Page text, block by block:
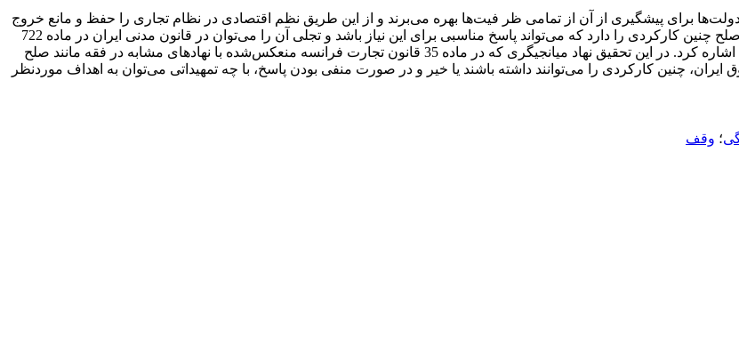
برای پیشگیری از آن از تمامی ظر فیت‌ها بهره می‌برند و از این طریق نظم اقتصادی در نظام تجاری را حفظ و مانع خروج
مبادلات و روابط تجاری، از تعادل می‌شوند. در فقه امامیه نیز نهادهایی همچون صلح چنین کارکردی را دارد که می‌تواند پاسخ مناسبی برای این نیاز باشد و تجلی آن را می‌توان در قانون مدنی ایران در ماده 722
یافت. همچنین می‌توان به ظرفیت نهادهایی نظیر وقف و زکات نیز در این زمینه اشاره کرد. در این تحقیق نهاد میانجیگری که در ماده 35 قانون تجارت فرانسه منعکس‌شده با نهادهای مشابه در فقه مانند صلح
چنین کارکردی را می‌توانند داشته باشند یا خیر و در صورت منفی بودن پاسخ، با چه تمهیداتی می‌توان به اهداف موردنظر
؛ وقف